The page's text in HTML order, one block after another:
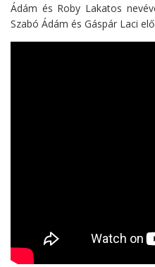
Ádám és Roby Lakatos
Szabó Ádám és Gáspár Laci